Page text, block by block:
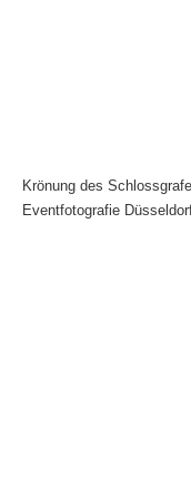
Krönung des
Eventfotografie